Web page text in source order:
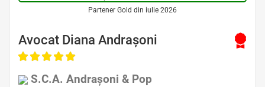
Partener Gold din iulie 2026
Avocat Diana Andrașoni
S.C.A. Andrașoni & Pop